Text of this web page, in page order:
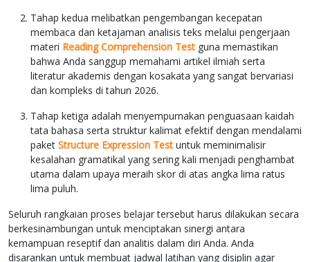
Tahap kedua melibatkan pengembangan kecepatan
membaca dan ketajaman analisis teks melalui pengerjaan
materi Reading Comprehension Test guna memastikan
bahwa Anda sanggup memahami artikel ilmiah serta
literatur akademis dengan kosakata yang sangat bervariasi
dan kompleks di tahun 2026.
Tahap ketiga adalah menyempurnakan penguasaan kaidah
tata bahasa serta struktur kalimat efektif dengan mendalami
paket Structure Expression Test untuk meminimalisir
kesalahan gramatikal yang sering kali menjadi penghambat
utama dalam upaya meraih skor di atas angka lima ratus
lima puluh.
Seluruh rangkaian proses belajar tersebut harus dilakukan secara
berkesinambungan untuk menciptakan sinergi antara
kemampuan reseptif dan analitis dalam diri Anda. Anda
disarankan untuk membuat jadwal latihan yang disiplin agar